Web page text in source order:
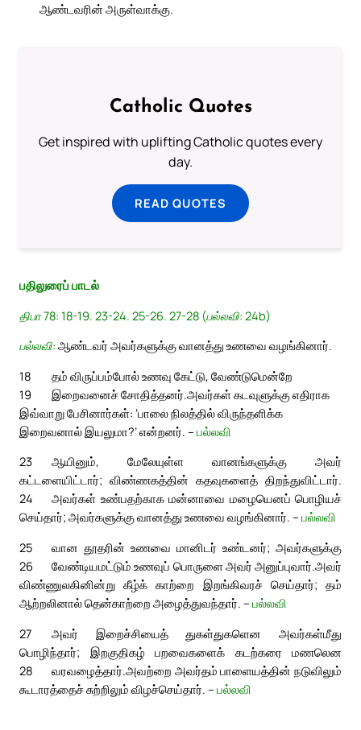
ஆண்டவரின் அருள்வாக்கு.
Catholic Quotes
Get inspired with uplifting Catholic quotes every
day.
READ QUOTES
பதிலுரைப் பாடல்
திபா 78: 18-19. 23-24. 25-26. 27-28 (பல்லவி: 24b)
பல்லவி: ஆண்டவர் அவர்களுக்கு வானத்து உணவை வழங்கினார்.
18
தம் விருப்பம்போல் உணவு கேட்டு, வேண்டுமென்றே
இறைவனைச் சோதித்தனர்.
19
அவர்கள் கடவுளுக்கு எதிராக
இவ்வாறு பேசினார்கள்: ‘பாலை நிலத்தில் விருந்தளிக்க
இறைவனால் இயலுமா?’ என்றனர். – பல்லவி
23
ஆயினும், மேலேயுள்ள வானங்களுக்கு அவர்
கட்டளையிட்டார்; விண்ணகத்தின் கதவுகளைத் திறந்துவிட்டார்.
24
அவர்கள் உண்பதற்காக மன்னாவை மழையெனப் பொழியச்
செய்தார்; அவர்களுக்கு வானத்து உணவை வழங்கினார். – பல்லவி
25
வான தூதரின் உணவை மானிடர் உண்டனர்; அவர்களுக்கு
வேண்டியமட்டும் உணவுப் பொருளை அவர் அனுப்புவார்.
26
அவர்
விண்ணுலகினின்று கீழ்க் காற்றை இறங்கிவரச் செய்தார்; தம்
ஆற்றலினால் தென்காற்றை அழைத்துவந்தார். – பல்லவி
27
அவர் இறைச்சியைத் துகள்துகளென அவர்கள்மீது
பொழிந்தார்; இறகுதிகழ் பறவைகளைக் கடற்கரை மணலென
வரவழைத்தார்.
28
அவற்றை அவர்தம் பாளையத்தின் நடுவிலும்
கூடாரத்தைச் சுற்றிலும் விழச்செய்தார். – பல்லவி